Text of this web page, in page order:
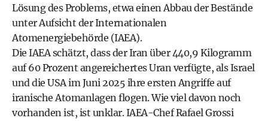
Lösung des Problems, etwa einen Abbau der Bestände
unter Aufsicht der Internationalen
Atomenergiebehörde (IAEA).
Die IAEA schätzt, dass der Iran über 440,9 Kilogramm
auf 60 Prozent angereichertes Uran verfügte, als Israel
und die USA im Juni 2025 ihre ersten Angriffe auf
iranische Atomanlagen flogen. Wie viel davon noch
vorhanden ist, ist unklar. IAEA-Chef Rafael Grossi